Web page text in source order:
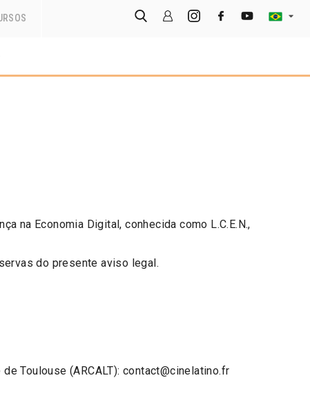
na Economia Digital, conhecida como L.C.E.N.,
do presente aviso legal.
Toulouse (ARCALT): contact@cinelatino.fr